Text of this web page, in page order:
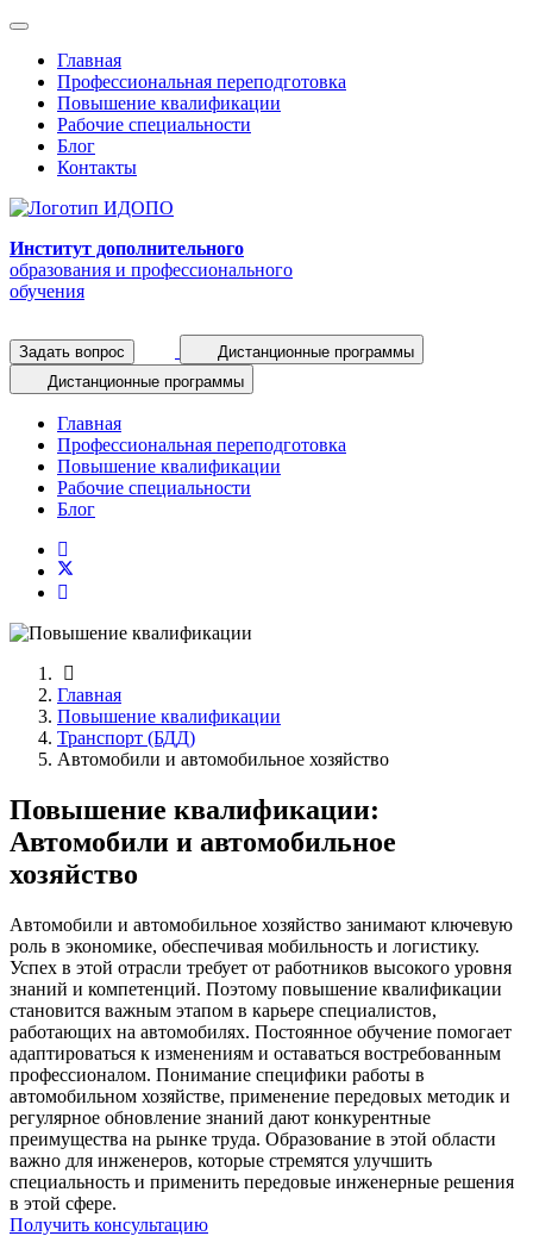
Главная
Профессиональная переподготовка
Повышение квалификации
Рабочие специальности
Блог
Контакты
Институт дополнительного
образования и профессионального
обучения
Задать вопрос
Дистанционные программы
Дистанционные программы
Главная
Профессиональная переподготовка
Повышение квалификации
Рабочие специальности
Блог
Главная
Повышение квалификации
Транспорт (БДД)
Автомобили и автомобильное хозяйство
Повышение квалификации:
Автомобили и автомобильное
хозяйство
Автомобили и автомобильное хозяйство занимают ключевую
роль в экономике, обеспечивая мобильность и логистику.
Успех в этой отрасли требует от работников высокого уровня
знаний и компетенций. Поэтому повышение квалификации
становится важным этапом в карьере специалистов,
работающих на автомобилях. Постоянное обучение помогает
адаптироваться к изменениям и оставаться востребованным
профессионалом. Понимание специфики работы в
автомобильном хозяйстве, применение передовых методик и
регулярное обновление знаний дают конкурентные
преимущества на рынке труда. Образование в этой области
важно для инженеров, которые стремятся улучшить
специальность и применить передовые инженерные решения
в этой сфере.
Получить консультацию